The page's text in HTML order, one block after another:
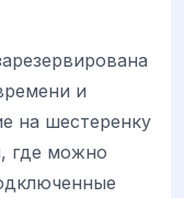
и
на шестеренку
где можно